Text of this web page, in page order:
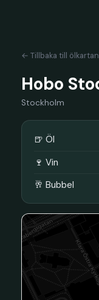
← Tillbaka till ölkartan
Hobo
Stockholm
🍺 Öl
🍷 Vin
🥂 Bubbel